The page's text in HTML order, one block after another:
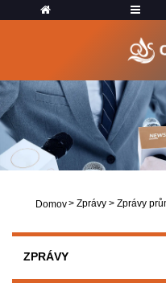
Domov> Zprávy > Zprávy
ZPRÁVY